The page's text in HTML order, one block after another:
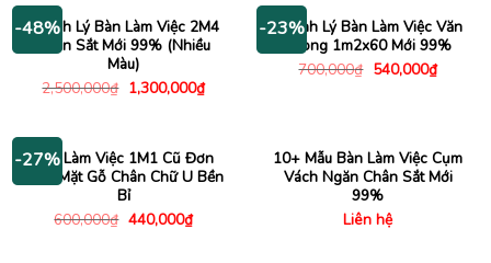
650,000₫.
-48%
Thanh Lý Bàn Làm Việc 2M4
Chân Sắt Mới 99% (Nhiều
Màu)
2,500,000₫ Giá
gốc
1,300,000₫Giá
hiện
-23%
Thanh Lý Bàn Làm Việc Văn
Phòng 1m2x60 Mới 99%
700,000₫ Giá
540,000₫Giá
hiện
-27%
Bàn Làm Việc 1M1 Cũ Đơn
Giản Mặt Gỗ Chân Chữ U Bền
Bỉ
600,000₫ Giá
440,000₫Giá
hiện
10+ Mẫu Bàn Làm Việc Cụm
Vách Ngăn Chân Sắt Mới
99%
Liên hệ